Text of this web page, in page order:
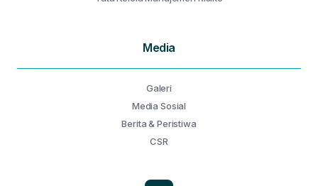
Media
Galeri
Media Sosial
Berita & Peristiwa
CSR